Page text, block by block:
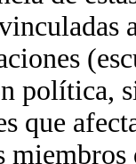
política,
que